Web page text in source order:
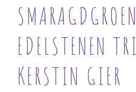
EDELSTENEN
KERSTIN GIER